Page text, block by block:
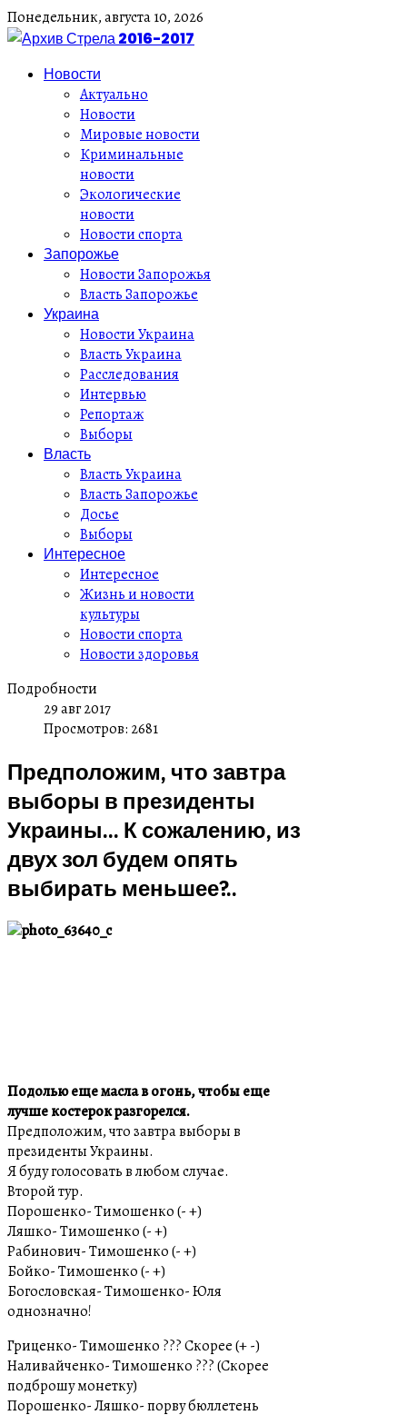
Понедельник,августа10, 2026
Новости
Актуально
Новости
Мировые новости
Криминальные
новости
Экологические
новости
Новости спорта
Запорожье
Новости Запорожья
Власть Запорожье
Украина
Новости Украина
Власть Украина
Расследования
Интервью
Репортаж
Выборы
Власть
Власть Украина
Власть Запорожье
Досье
Выборы
Интересное
Интересное
Жизнь и новости
культуры
Новости спорта
Новости здоровья
Подробности
29 авг 2017
Просмотров: 2681
Предположим, что завтра
выборы в президенты
Украины... К сожалению, из
двух зол будем опять
выбирать меньшее?..
Подолью еще масла в огонь, чтобы еще
лучше костерок разгорелся.
Предположим, что завтра выборы в
президенты Украины.
Я буду голосовать в любом случае.
Второй тур.
Порошенко- Тимошенко (- +)
Ляшко- Тимошенко (- +)
Рабинович- Тимошенко (- +)
Бойко- Тимошенко (- +)
Богословская- Тимошенко- Юля
однозначно!
Гриценко- Тимошенко ??? Скорее (+ -)
Наливайченко- Тимошенко ??? (Скорее
подброшу монетку)
Порошенко- Ляшко- порву бюллетень